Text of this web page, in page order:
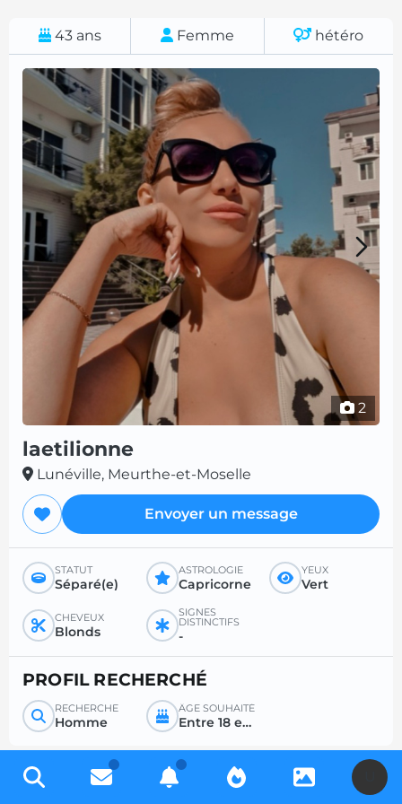
43 ans Femme hétéro
2
laetilionne
Lunéville, Meurthe-et-Moselle
Envoyer un message
STATUT
Séparé(e)
ASTROLOGIE
Capricorne
YEUX
Vert
CHEVEUX
Blonds
SIGNES
DISTINCTIFS
-
PROFIL RECHERCHÉ
RECHERCHE
Homme
ÂGE SOUHAITÉ
Entre 18 et 35
Inscrivez-vous gratuitement pour accéder à des